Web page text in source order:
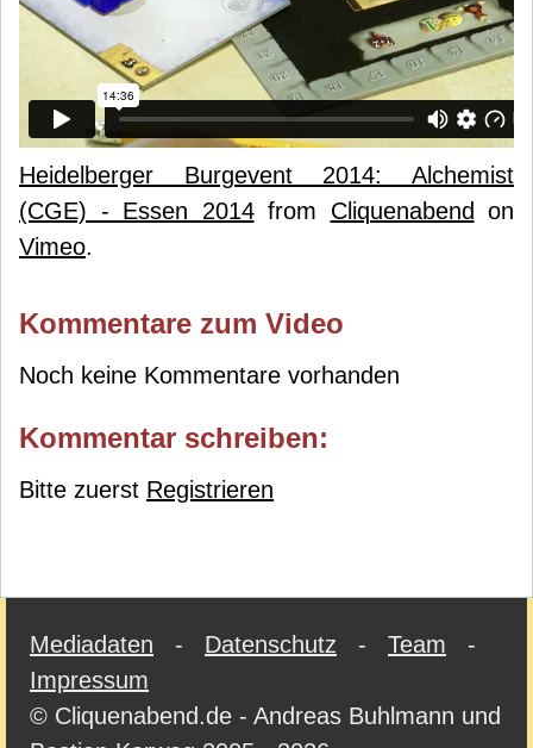
Heidelberger Burgevent 2014: Alchemist
(CGE) - Essen 2014from Cliquenabend
on
Vimeo.
Kommentare zum Video
Noch keine Kommentare vorhanden
Kommentar schreiben:
Bitte zuerst Registrieren
Mediadaten - Datenschutz - Team -
Impressum
© Cliquenabend.de - Andreas Buhlmann und